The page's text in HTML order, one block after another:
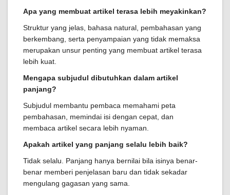
Apa yang membuat artikel terasa lebih meyakinkan?
Struktur yang jelas, bahasa natural, pembahasan yang
berkembang, serta penyampaian yang tidak memaksa
merupakan unsur penting yang membuat artikel terasa
lebih kuat.
Mengapa subjudul dibutuhkan dalam artikel
panjang?
Subjudul membantu pembaca memahami peta
pembahasan, memindai isi dengan cepat, dan
membaca artikel secara lebih nyaman.
Apakah artikel yang panjang selalu lebih baik?
Tidak selalu. Panjang hanya bernilai bila isinya benar-
benar memberi penjelasan baru dan tidak sekadar
mengulang gagasan yang sama.